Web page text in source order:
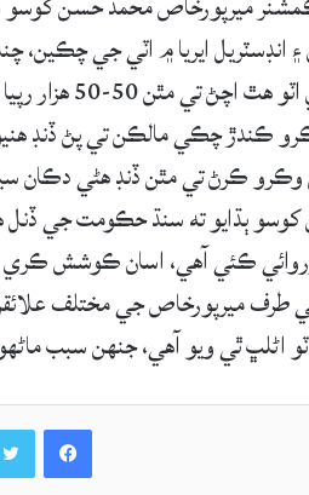
انڊسٽريل ايريا ۾ اٽي جي چڪين،
ڪندڙ چڪي مالڪن تي پڻ ڏنڊ
وڪرو ڪرڻ تي مٿن ڏنڊ هڻي
ٻڌايو ته سنڌ حڪومت جي ڏنل
ڪئي آهي، اسان ڪوشش ڪري
طرف ميرپورخاص جي مختلف
اڻلڀ ٿي ويو آهي، جنهن سبب
Facebook